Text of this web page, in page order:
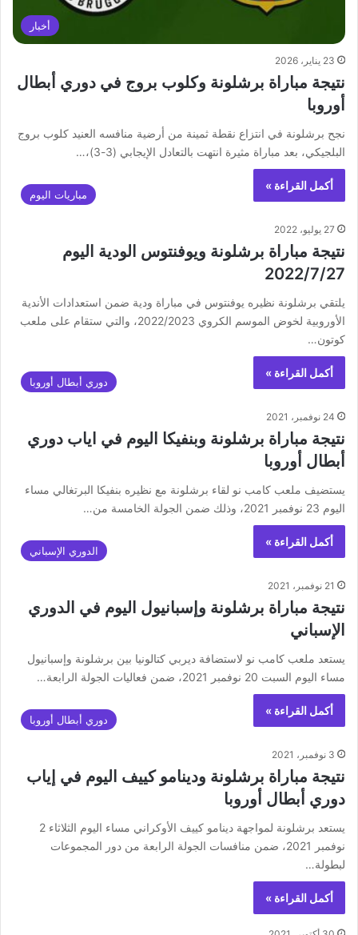
أخبار
23 يناير، 2026
نتيجة مباراة برشلونة وكلوب بروج في دوري أبطال
أوروبا
نجح برشلونة في انتزاع نقطة ثمينة من أرضية منافسه العنيد كلوب بروج
البلجيكي، بعد مباراة مثيرة انتهت بالتعادل الإيجابي (3-3)،…
أكمل القراءة »
مباريات اليوم
27 يوليو، 2022
نتيجة مباراة برشلونة ويوفنتوس الودية اليوم
2022/7/27
يلتقي برشلونة نظيره يوفنتوس في مباراة ودية ضمن استعدادات الأندية
الأوروبية لخوض الموسم الكروي 2022/2023، والتي ستقام على ملعب
كوتون…
أكمل القراءة »
دوري أبطال أوروبا
24 نوفمبر، 2021
نتيجة مباراة برشلونة وبنفيكا اليوم في اياب دوري
أبطال أوروبا
يستضيف ملعب كامب نو لقاء برشلونة مع نظيره بنفيكا البرتغالي مساء
اليوم 23 نوفمبر 2021، وذلك ضمن الجولة الخامسة من…
أكمل القراءة »
الدوري الإسباني
21 نوفمبر، 2021
نتيجة مباراة برشلونة وإسبانيول اليوم في الدوري
الإسباني
يستعد ملعب كامب نو لاستضافة ديربي كتالونيا بين برشلونة وإسبانيول
مساء اليوم السبت 20 نوفمبر 2021، ضمن فعاليات الجولة الرابعة…
أكمل القراءة »
دوري أبطال أوروبا
3 نوفمبر، 2021
نتيجة مباراة برشلونة ودينامو كييف اليوم في إياب
دوري أبطال أوروبا
يستعد برشلونة لمواجهة دينامو كييف الأوكراني مساء اليوم الثلاثاء 2
نوفمبر 2021، ضمن منافسات الجولة الرابعة من دور المجموعات
لبطولة…
أكمل القراءة »